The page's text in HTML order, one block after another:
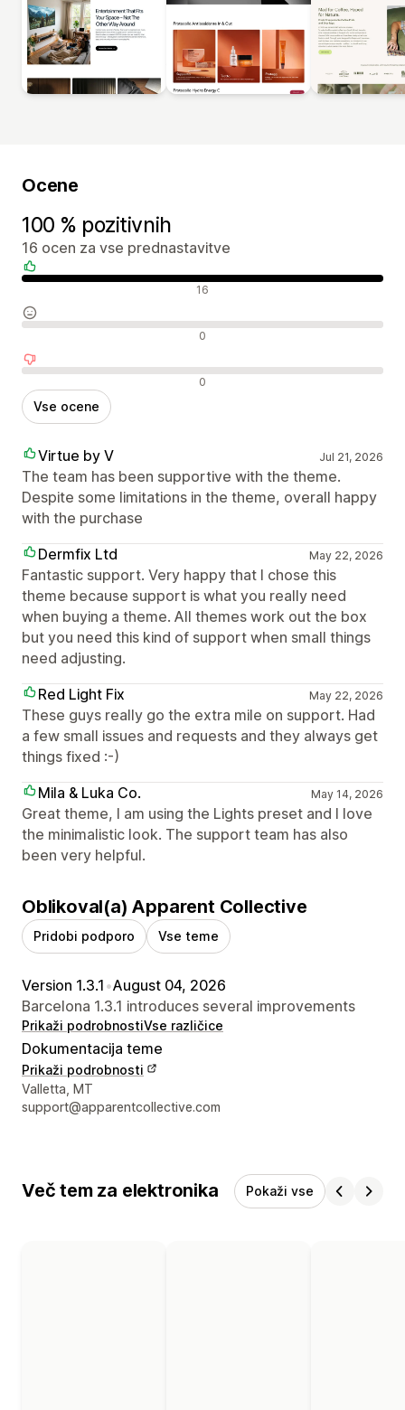
Ocene
100 % pozitivnih
16 ocen za vse prednastavitve
Pozitivne ocene 16
Nevtralne ocene 0
Negativne ocene 0
Vse ocene
Virtue by V Jul 21, 2026
The team has been supportive with the theme.
Despite some limitations in the theme, overall happy
with the purchase
Dermfix Ltd
May 22, 2026
Fantastic support. Very happy that I chose this
theme because support is what you really need
when buying a theme. All themes work out the box
but you need this kind of support when small things
need adjusting.
Red Light Fix
May 22, 2026
These guys really go the extra mile on support. Had
a few small issues and requests and they always get
things fixed :-)
Mila & Luka Co.
May 14, 2026
Great theme, I am using the Lights preset and I love
the minimalistic look. The support team has also
been very helpful.
Oblikoval(a) Apparent Collective
Pridobi podporo Vse teme
Version 1.3.1 •August 04, 2026
Barcelona 1.3.1 introduces several improvements
Prikaži podrobnostiVse različice
Dokumentacija teme
Prikaži podrobnosti
Podatki za stik z oblikovalcem
Valletta, MT
support@apparentcollective.com
Več tem za elektronika Pokaži vse